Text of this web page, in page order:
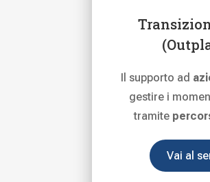
Il supporto ad
gestire i
tramite
Vai al